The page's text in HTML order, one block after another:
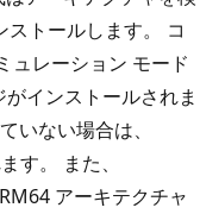
トールします。 コ
ュレーション モード
インストールされま
いない場合は、
す。 また、
アーキテクチャ